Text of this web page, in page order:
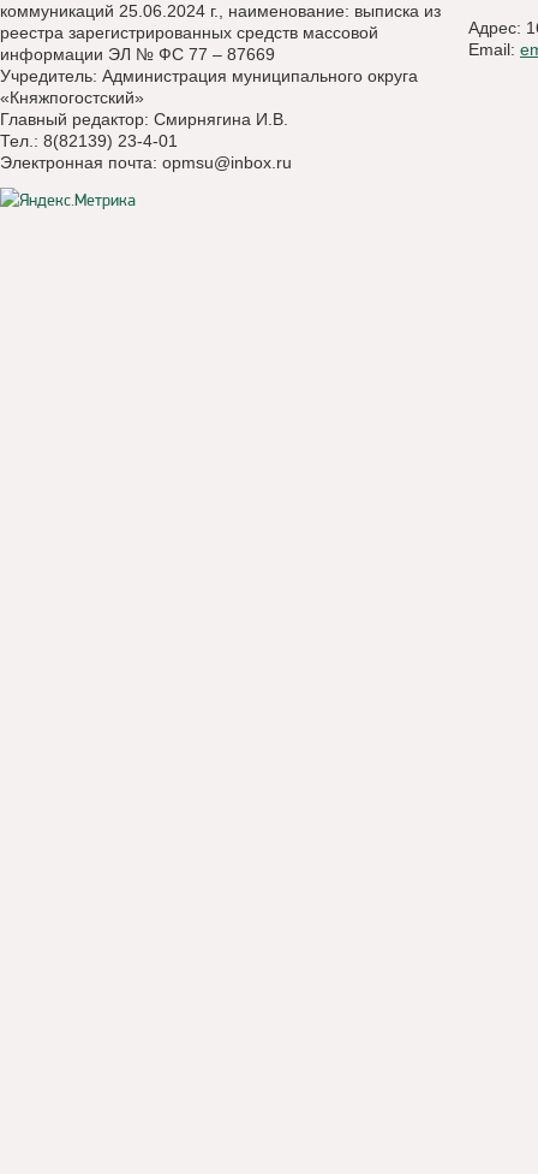
коммуникаций 25.06.2024 г., наименование: выписка из
реестра зарегистрированных средств массовой
информации ЭЛ № ФС 77 – 87669
Учредитель: Администрация муниципального округа
«Княжпогостский»
Главный редактор: Смирнягина И.В.
Тел.: 8(82139) 23-4-01
Электронная почта: opmsu@inbox.ru
Адрес:
Email: